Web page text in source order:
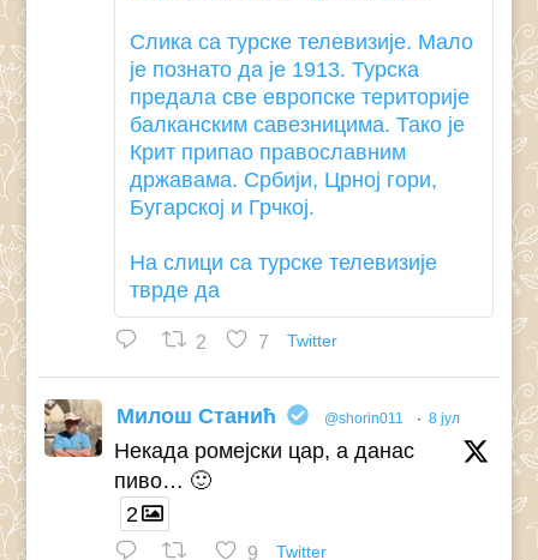
Слика са турске телевизије. Мало
је познато да је 1913. Турска
предала све европске територије
балканским савезницима. Тако је
Крит припао православним
државама. Србији, Црној гори,
Бугарској и Грчкој.
На слици са турске телевизије
тврде да
2 7 Twitter
Милош Станић @shorin011 · 8 јул
Некада ромејски цар, а данас
пиво… 🙂
2
9 Twitter